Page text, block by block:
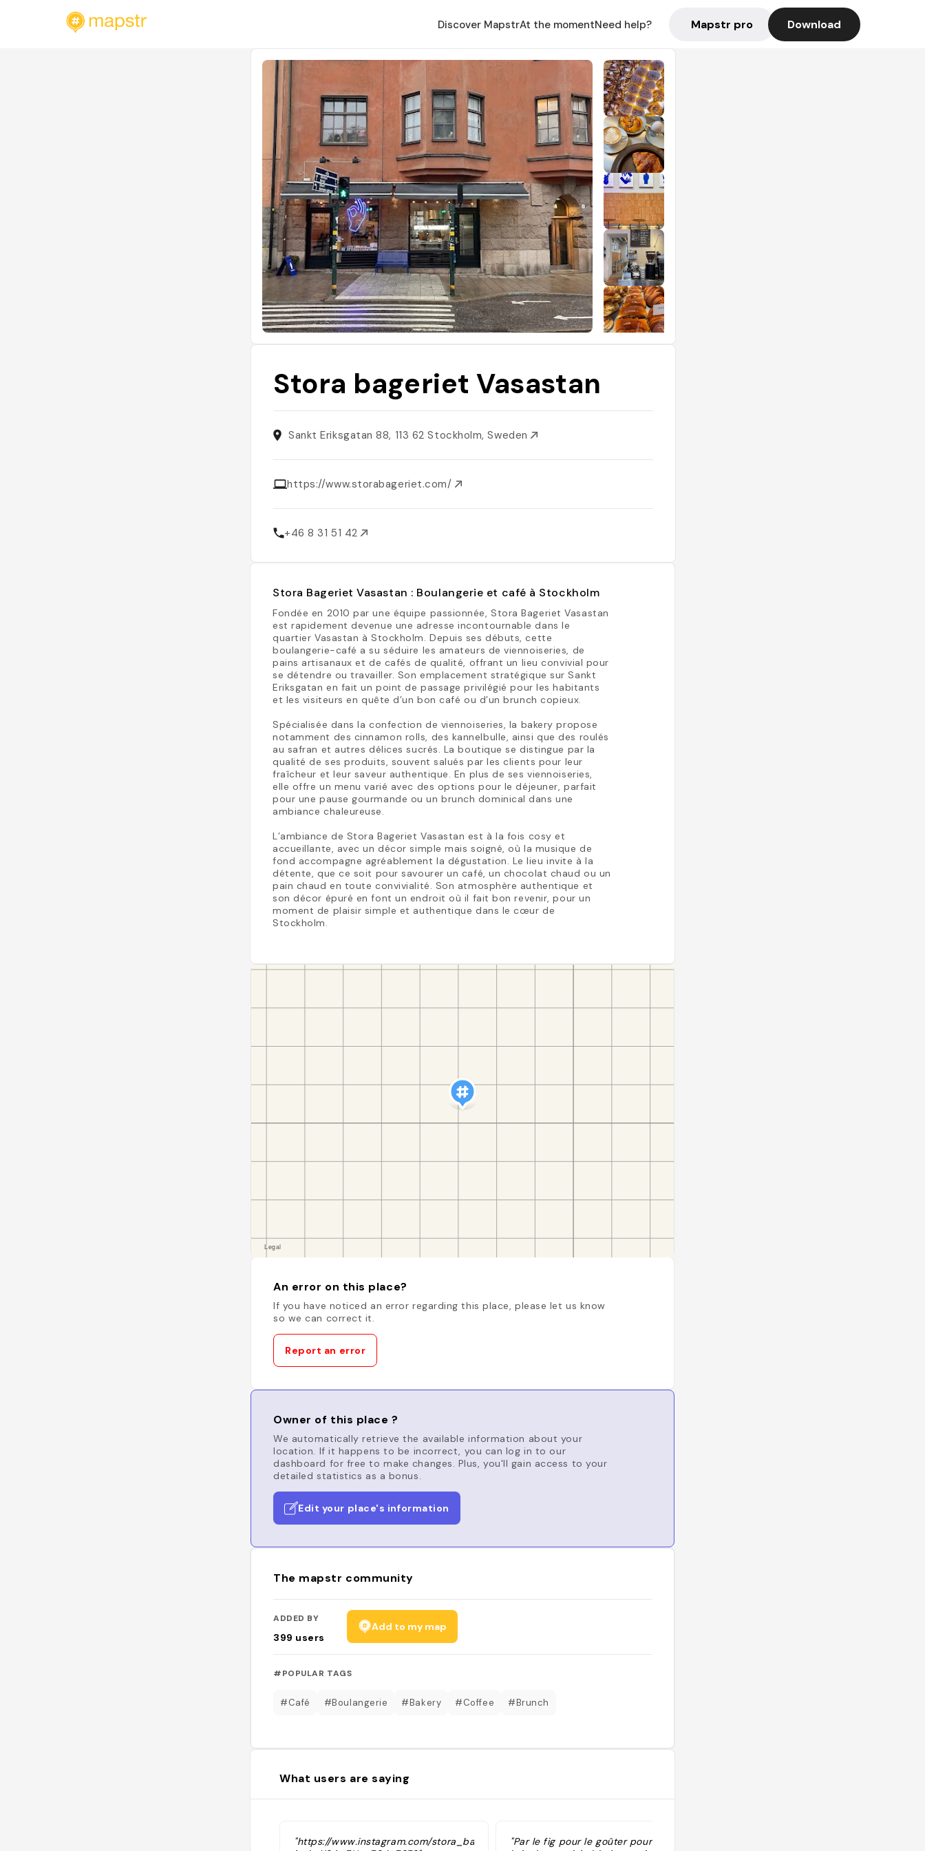
Discover MapstrAt the momentNeed help? Mapstr pro Download
Stora bageriet Vasastan
Sankt Eriksgatan 88, 113 62 Stockholm, Sweden
https://www.storabageriet.com/
+46 8 31 51 42
Stora Bageriet Vasastan : Boulangerie et café à Stockholm
Fondée en 2010 par une équipe passionnée, Stora Bageriet Vasastan
est rapidement devenue une adresse incontournable dans le
quartier Vasastan à Stockholm. Depuis ses débuts, cette
boulangerie-café a su séduire les amateurs de viennoiseries, de
pains artisanaux et de cafés de qualité, offrant un lieu convivial pour
se détendre ou travailler. Son emplacement stratégique sur Sankt
Eriksgatan en fait un point de passage privilégié pour les habitants
et les visiteurs en quête d’un bon café ou d’un brunch copieux.
Spécialisée dans la confection de viennoiseries, la bakery propose
notamment des cinnamon rolls, des kannelbulle, ainsi que des roulés
au safran et autres délices sucrés. La boutique se distingue par la
qualité de ses produits, souvent salués par les clients pour leur
fraîcheur et leur saveur authentique. En plus de ses viennoiseries,
elle offre un menu varié avec des options pour le déjeuner, parfait
pour une pause gourmande ou un brunch dominical dans une
ambiance chaleureuse.
L’ambiance de Stora Bageriet Vasastan est à la fois cosy et
accueillante, avec un décor simple mais soigné, où la musique de
fond accompagne agréablement la dégustation. Le lieu invite à la
détente, que ce soit pour savourer un café, un chocolat chaud ou un
pain chaud en toute convivialité. Son atmosphère authentique et
son décor épuré en font un endroit où il fait bon revenir, pour un
moment de plaisir simple et authentique dans le cœur de
Stockholm.
An error on this place?
If you have noticed an error regarding this place, please let us know
so we can correct it.
Report an error
Owner of this place ?
We automatically retrieve the available information about your
location. If it happens to be incorrect, you can log in to our
dashboard for free to make changes. Plus, you'll gain access to your
detailed statistics as a bonus.
Edit your place's information
The mapstr community
ADDED BY
399 users
Add to my map
#POPULAR TAGS
#Café #Boulangerie #Bakery #Coffee #Brunch
What users are saying
"https://www.instagram.com/stora_bageriet?
"Par le fig pour le goûter pour ses